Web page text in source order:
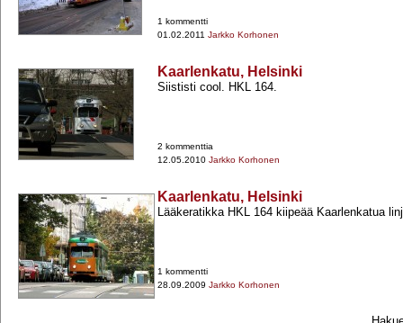
1 kommentti
01.02.2011 Jarkko Korhonen
Kaarlenkatu, Helsinki
Siististi cool. HKL 164.
2 kommenttia
12.05.2010 Jarkko Korhonen
Kaarlenkatu, Helsinki
Lääkeratikka HKL 164 kiipeää Kaarlenkatua
1 kommentti
28.09.2009 Jarkko Korhonen